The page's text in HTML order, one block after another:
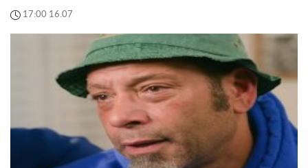
17:00 16.07